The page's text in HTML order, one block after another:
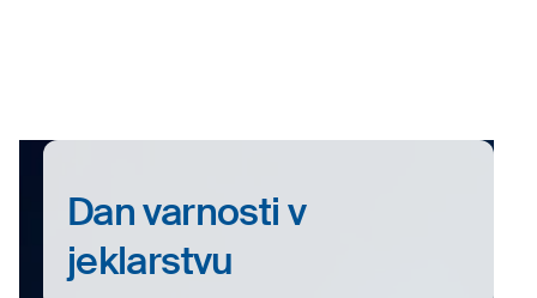
Dan varnosti v
jeklarstvu